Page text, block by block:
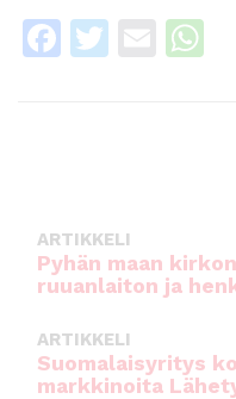
F
o
o
k
T
E
p
ARTIKKELI
Pyhän maan
ruuanlaiton ja
ARTIKKELI
Suomalaisyritys
markkinoita